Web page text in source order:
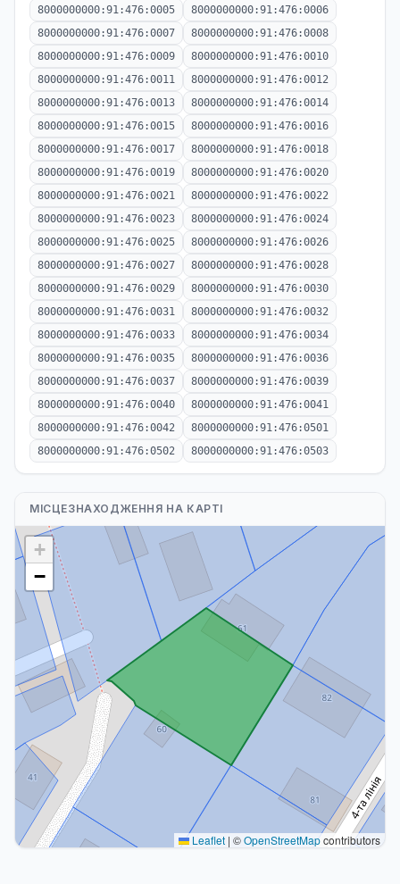
8000000000:91:476:0005
8000000000:91:476:0006
8000000000:91:476:0007
8000000000:91:476:0008
8000000000:91:476:0009
8000000000:91:476:0010
8000000000:91:476:0011
8000000000:91:476:0012
8000000000:91:476:0013
8000000000:91:476:0014
8000000000:91:476:0015
8000000000:91:476:0016
8000000000:91:476:0017
8000000000:91:476:0018
8000000000:91:476:0019
8000000000:91:476:0020
8000000000:91:476:0021
8000000000:91:476:0022
8000000000:91:476:0023
8000000000:91:476:0024
8000000000:91:476:0025
8000000000:91:476:0026
8000000000:91:476:0027
8000000000:91:476:0028
8000000000:91:476:0029
8000000000:91:476:0030
8000000000:91:476:0031
8000000000:91:476:0032
8000000000:91:476:0033
8000000000:91:476:0034
8000000000:91:476:0035
8000000000:91:476:0036
8000000000:91:476:0037
8000000000:91:476:0039
8000000000:91:476:0040
8000000000:91:476:0041
8000000000:91:476:0042
8000000000:91:476:0501
8000000000:91:476:0502
8000000000:91:476:0503
МІСЦЕЗНАХОДЖЕННЯ НА КАРТІ
+
−
Leaflet | ©OpenStreetMapcontributors